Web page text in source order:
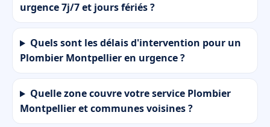
urgence 7j/7 et jours fériés ?
Quels sont les délais d'intervention pour un
Plombier Montpellier en urgence ?
Quelle zone couvre votre service Plombier
Montpellier et communes voisines ?